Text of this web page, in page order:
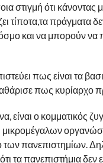
στιγμή ότι
τίποτα,τα πράγματα
και να μπορούν να
πως είναι τα
πως κυρίαρχο
είναι ο κομματικός
μικρομέγαλων
των πανεπιστημίων.
τα πανεπιστήμια